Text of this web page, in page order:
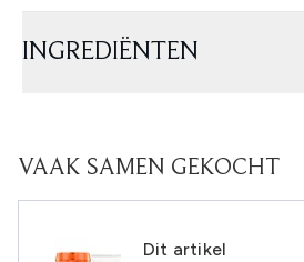
INGREDIËNTEN
VAAK SAMEN GEKOCHT
Dit artikel